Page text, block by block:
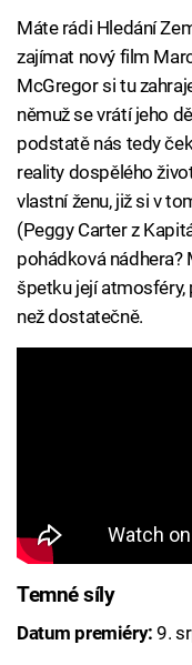
Máte rádi Hledání
zajímat nový film
McGregor si tu
němuž se vrátí jeho
podstatě nás tedy
reality dospělého
vlastní ženu, již si v
(Peggy Carter z
pohádková nádhera?
špetku její atmosféry,
než dostatečně.
Temné síly
Datum premiéry:9.